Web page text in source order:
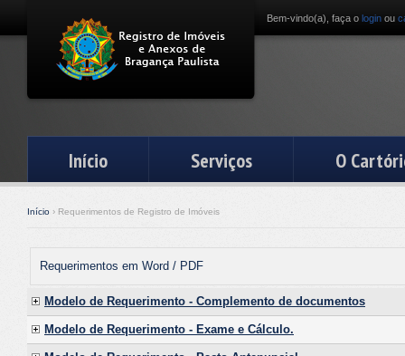
Bem-vindo(a), faça o login ou
Início Serviços O
Início › Requerimentos de Registro de Imóveis
Requerimentos em Word / PDF
Modelo de Requerimento - Complemento de documentos
Modelo de Requerimento - Exame e Cálculo.